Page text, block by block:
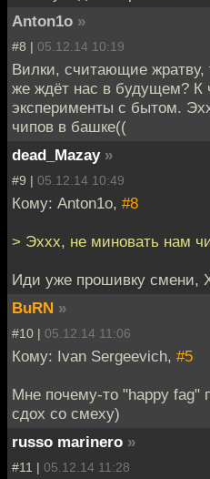
Anton1o »
#8 | 05.12.14 10:19
Вилки, считающие
же ждёт нас в будущем? К
эксперименты с бытом.
чипов в башке((
dead_Mazay »
#9 | 05.12.14 10:49
Кому: Anton1o, #8
> Эххх, не миновать нам
Иди уже прошивку смени,
BuRN »
#10 | 05.12.14 11:06
Кому: Ivan Sergeevich, #5
Мне почему-то "happy fag"
сдох со смеху)
russo marinero »
#11 | 05.12.14 11:28